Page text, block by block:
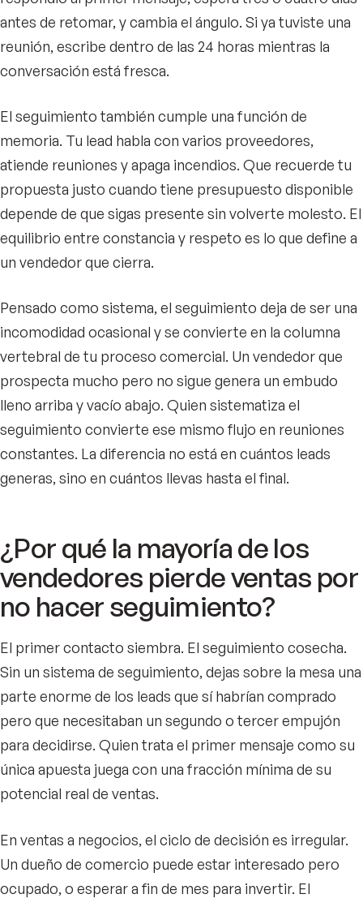
antes de retomar, y cambia el ángulo. Si ya tuviste una
reunión, escribe dentro de las 24 horas mientras la
conversación está fresca.
El seguimiento también cumple una función de
memoria. Tu lead habla con varios proveedores,
atiende reuniones y apaga incendios. Que recuerde tu
propuesta justo cuando tiene presupuesto disponible
depende de que sigas presente sin volverte molesto. El
equilibrio entre constancia y respeto es lo que define a
un vendedor que cierra.
Pensado como sistema, el seguimiento deja de ser una
incomodidad ocasional y se convierte en la columna
vertebral de tu proceso comercial. Un vendedor que
prospecta mucho pero no sigue genera un embudo
lleno arriba y vacío abajo. Quien sistematiza el
seguimiento convierte ese mismo flujo en reuniones
constantes. La diferencia no está en cuántos leads
generas, sino en cuántos llevas hasta el final.
¿Por qué la mayoría de los
vendedores pierde ventas por
no hacer seguimiento?
El primer contacto siembra. El seguimiento cosecha.
Sin un sistema de seguimiento, dejas sobre la mesa una
parte enorme de los leads que sí habrían comprado
pero que necesitaban un segundo o tercer empujón
para decidirse. Quien trata el primer mensaje como su
única apuesta juega con una fracción mínima de su
potencial real de ventas.
En ventas a negocios, el ciclo de decisión es irregular.
Un dueño de comercio puede estar interesado pero
ocupado, o esperar a fin de mes para invertir. El